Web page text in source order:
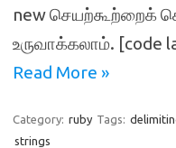
new செயற்கூற்றைக்
உருவாக்கலாம். [code
Read More »
Category: ruby Tags:
strings